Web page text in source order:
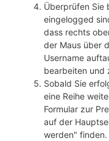
Überprüfen Sie
eingelogged
dass rechts
der Maus über
Username
bearbeiten und
Sobald Sie
eine Reihe
Formular zur
auf der
werden" finden.